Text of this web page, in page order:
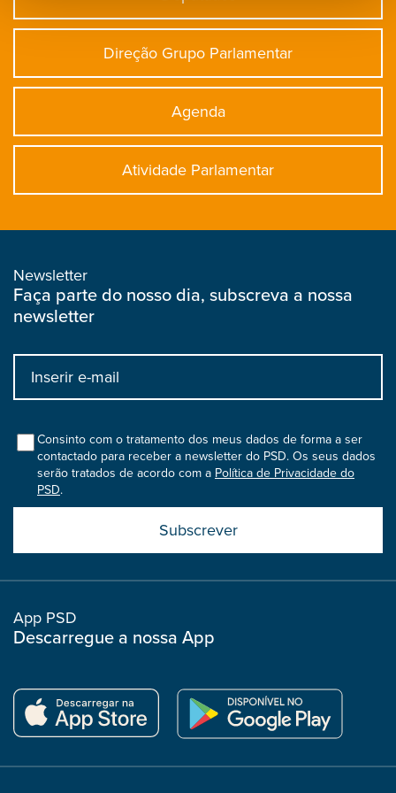
Direção Grupo Parlamentar
Agenda
Atividade Parlamentar
Newsletter
Faça parte do nosso dia, subscreva a nossa
newsletter
Input
bootstrap
colConsinto com o tratamento dos meus dados de forma a ser
contactado para receber a newsletter do PSD. Os seus dados
serão tratados de acordo com a Política de Privacidade do
PSD.
boostrap
col
App PSD
Descarregue a nossa App